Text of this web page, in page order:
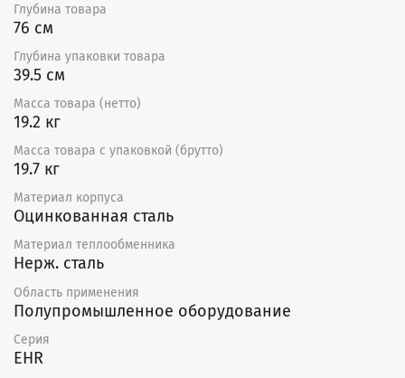
Возможность установки в любом положении.
из высококачественной нержавеющей стали.
Корпус нагревателей изготовлен
из оцинкованной листовой стали.
Гарантия — 12 месяцев
Глубина товара
76 см
Глубина упаковки товара
39.5 см
Масса товара (нетто)
19.2 кг
Масса товара с упаковкой (брутто)
19.7 кг
Материал корпуса
Оцинкованная сталь
Материал теплообменника
Нерж. сталь
Область применения
Полупромышленное оборудование
Серия
EHR